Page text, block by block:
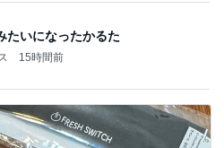
たいになったかるた
15時間前